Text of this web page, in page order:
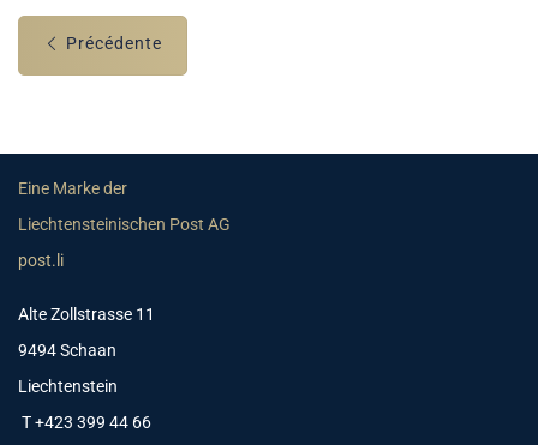
Précédente
Eine Marke der
Liechtensteinischen Post AG
post.li
Alte Zollstrasse 11
9494 Schaan
Liechtenstein
T +423 399 44 66